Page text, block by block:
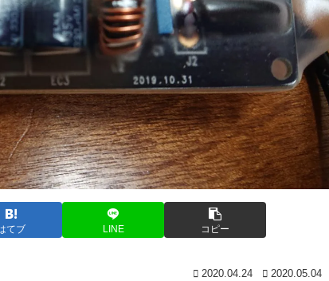
てブ LINE コピー
2020.04.24 2020.05.04